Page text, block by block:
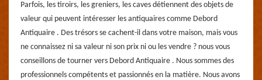
Parfois, les tiroirs, les greniers, les caves détiennent des objets de
valeur qui peuvent intéresser les antiquaires comme Debord
Antiquaire . Des trésors se cachent-il dans votre maison, mais vous
ne connaissez ni sa valeur ni son prix ni ou les vendre ? nous vous
conseillons de tourner vers Debord Antiquaire . Nous sommes des
professionnels compétents et passionnés en la matière. Nous avons